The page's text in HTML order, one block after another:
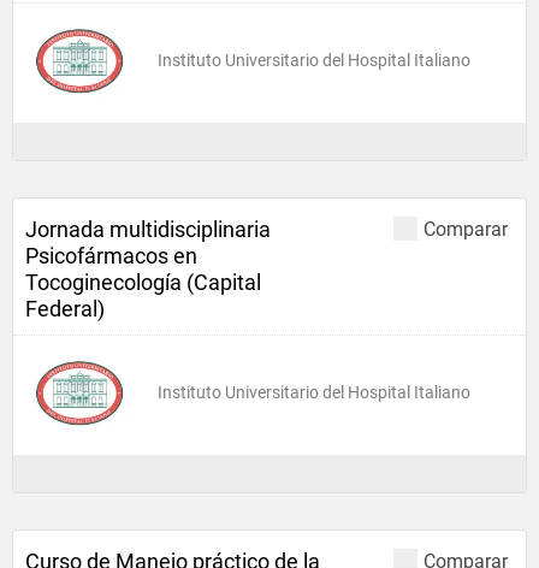
Instituto Universitario del Hospital Italiano
Comparar
Jornada multidisciplinaria
Psicofármacos en
Tocoginecología (Capital
Federal)
Instituto Universitario del Hospital Italiano
Comparar
Curso de Manejo práctico de la